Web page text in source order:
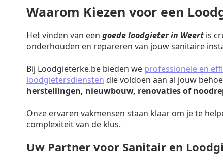
Waarom Kiezen voor een
Het vinden van een goede loodgieter in Weert is
onderhouden en repareren van jouw sanitaire
Bij Loodgieterke.be bieden we professionele en
loodgietersdiensten die voldoen aan al jouw
herstellingen, nieuwbouw, renovaties of
Onze ervaren vakmensen staan klaar om je te
complexiteit van de klus.
Uw Partner voor Sanitair en